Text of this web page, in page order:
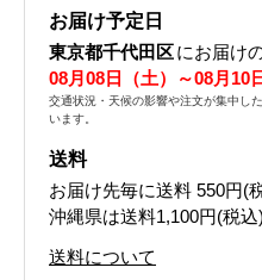
お届け予定日
東京都千代田区にお届け
08月08日（土）～08月10
交通状況・天候の影響や注文が集中し
います。
送料
お届け先毎に送料 550円(
沖縄県は送料1,100円(税込
送料について